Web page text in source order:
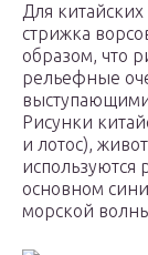
Для
стрижка
образом, что
рельефные
Рисунки
и лотос),
используются
основном
морской